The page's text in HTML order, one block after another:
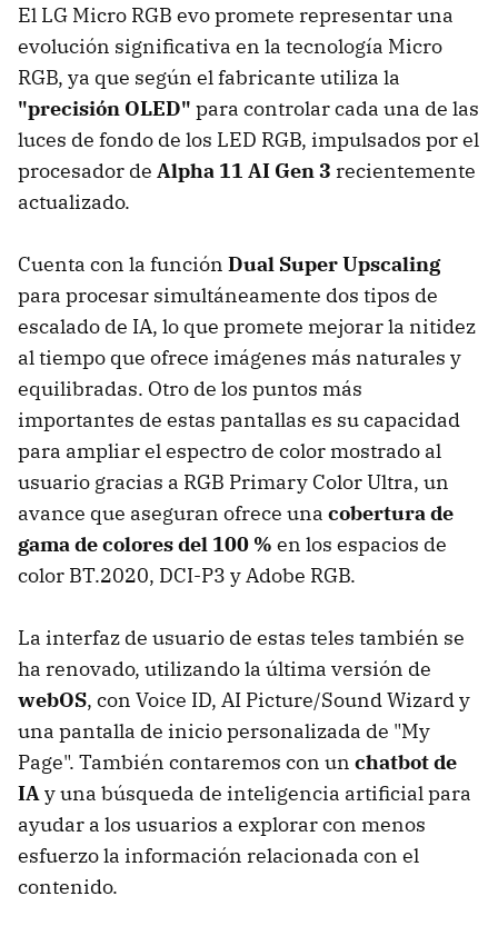
El LG Micro RGB evo promete representar una
evolución significativa en la tecnología Micro
RGB, ya que según el fabricante utiliza la
"precisión OLED" para controlar cada una de las
luces de fondo de los LED RGB, impulsados por el
procesador de Alpha 11 AI Gen 3 recientemente
actualizado.
Cuenta con la función Dual Super Upscaling
para procesar simultáneamente dos tipos de
escalado de IA, lo que promete mejorar la nitidez
al tiempo que ofrece imágenes más naturales y
equilibradas. Otro de los puntos más
importantes de estas pantallas es su capacidad
para ampliar el espectro de color mostrado al
usuario gracias a RGB Primary Color Ultra, un
avance que aseguran ofrece una cobertura de
gama de colores del 100 % en los espacios de
color BT.2020, DCI-P3 y Adobe RGB.
La interfaz de usuario de estas teles también se
ha renovado, utilizando la última versión de
webOS, con Voice ID, AI Picture/Sound Wizard y
una pantalla de inicio personalizada de "My
Page". También contaremos con un chatbot de
IAy una búsqueda de inteligencia artificial para
ayudar a los usuarios a explorar con menos
esfuerzo la información relacionada con el
contenido.